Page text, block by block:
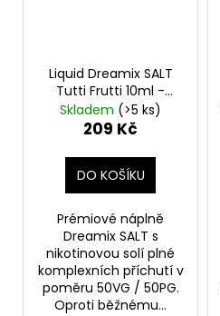
Liquid Dreamix SALT
Tutti Frutti 10ml -
10mg
Skladem (>5 ks)
209 Kč
DO KOŠÍKU
Prémiové náplně
Dreamix SALT s
nikotinovou solí plné
komplexních příchutí v
poměru 50VG / 50PG.
Oproti běžnému...